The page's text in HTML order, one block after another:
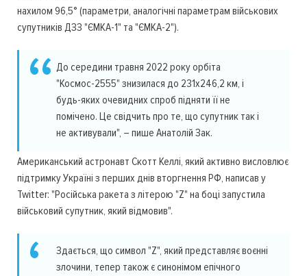
нахилом 96,5° (параметри, аналогічні параметрам військових
супутників ДЗЗ "ЄМКА-1" та "ЄМКА-2").
До середини травня 2022 року орбіта
"Космос-2555" знизилася до 231х246,2 км, і
будь-яких очевидних спроб підняти її не
помічено. Це свідчить про те, що супутник так і
не активували", – пише Анатолій Зак.
Американський астронавт Скотт Келлі, який активно висловлює
підтримку Україні з перших днів вторгнення РФ, написав у
Twitter: "Російська ракета з літерою "Z" на боці запустила
військовий супутник, який відмовив".
Здається, що символ "Z", який представляє воєнні
злочини, тепер також є синонімом епічного